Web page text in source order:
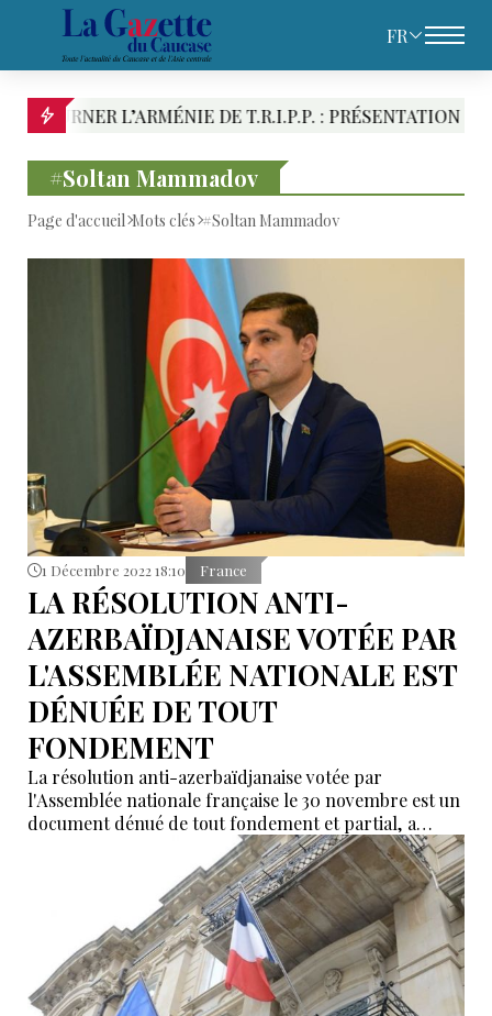
FR
DE T.R.I.P.P. : PRÉSENTATION DES RIVALITÉS
#Soltan Mammadov
Page d'accueil Mots clés #Soltan Mammadov
1 Décembre 2022 18:10 France
LA RÉSOLUTION ANTI-
AZERBAÏDJANAISE VOTÉE PAR
L'ASSEMBLÉE NATIONALE EST
DÉNUÉE DE TOUT
FONDEMENT
La résolution anti-azerbaïdjanaise votée par
l'Assemblée nationale française le 30 novembre est un
document dénué de tout fondement et partial, a
déclaré le Chef du groupe de travail pour les relations
interparlementaires Azerbaïdjan-France, Soltan